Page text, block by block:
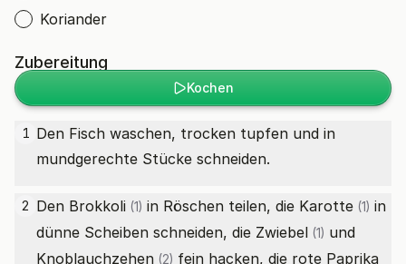
Koriander
Zubereitung
Kochen
1 Den Fisch waschen, trocken tupfen und in
mundgerechte Stücke schneiden.
2 Den Brokkoli (1) in Röschen teilen, die Karotte (1) in
dünne Scheiben schneiden, die Zwiebel (1) und
Knoblauchzehen (2) fein hacken, die rote Paprika